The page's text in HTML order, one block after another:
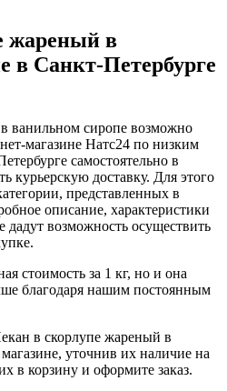
жареный в
в Санкт-Петербурге
ванильном сиропе возможно
магазине Натс24 по низким
самостоятельно в
курьерскую доставку. Для этого
представленных в
описание, характеристики
возможность осуществить
стоимость за 1 кг, но и она
благодаря нашим постоянным
в скорлупе жареный в
уточнив их наличие на
в корзину и оформите заказ.